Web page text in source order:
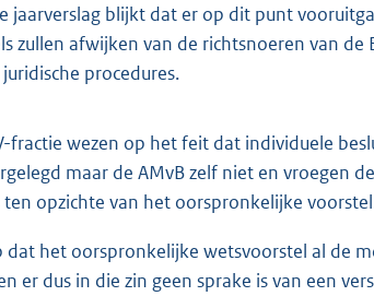
jaarverslag blijkt dat er op dit punt
zullen afwijken van de richtsnoeren van de
procedures.
fractie wezen op het feit dat individuele
maar de AMvB zelf niet en vroegen
ten opzichte van het oorspronkelijke
dat het oorspronkelijke wetsvoorstel al de
er dus in die zin geen sprake is van een